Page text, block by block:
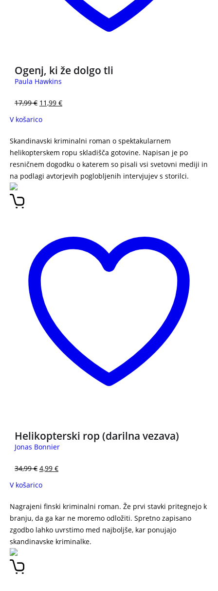
Ogenj, ki že dolgo tli
Paula Hawkins
17,99€ 11,99 €
V košarico
Skandinavski kriminalni roman o spektakularnem
helikopterskem ropu skladišča gotovine. Napisan je po
resničnem dogodku o katerem so pisali vsi svetovni mediji in
na podlagi avtorjevih poglobljenih intervjujev s storilci.
Helikopterski rop (darilna vezava)
Jonas Bonnier
34,99€ 4,99 €
V košarico
Nagrajeni finski kriminalni roman. Že prvi stavki pritegnejo k
branju, da ga kar ne moremo odložiti. Spretno zapisano
zgodbo lahko uvrstimo med najboljše, kar ponujajo
skandinavske kriminalke.